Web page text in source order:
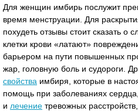
Для женщин имбирь послужит
время менструации. Для
похудеть отзывы стоит сказать
клетки крови «латают»
барьером на пути повышенных
жар, головную боль и судороги.
свойства имбиря, которые в
помощь при заболеваниях
и лечение тревожных